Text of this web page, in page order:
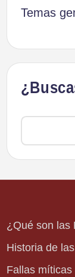
Temas
¿Qué son las
Historia de
Fallas míticas